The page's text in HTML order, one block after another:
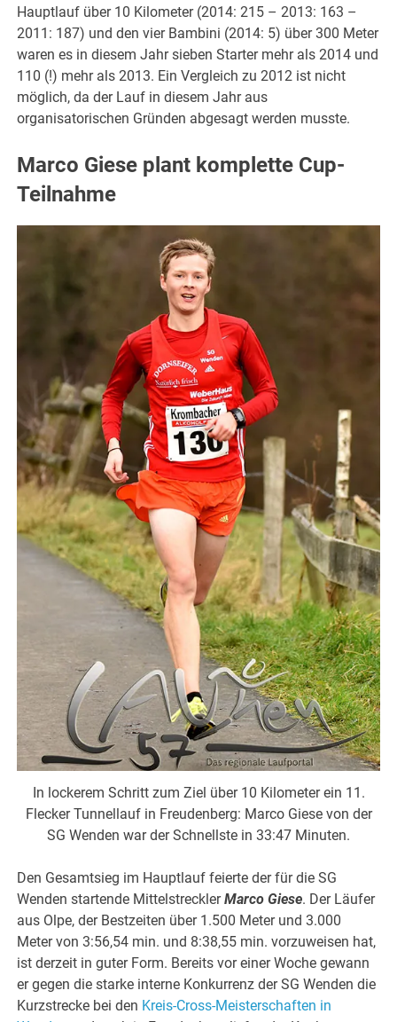
Hauptlauf über 10 Kilometer (2014: 215 – 2013: 163 –
2011: 187) und den vier Bambini (2014: 5) über 300 Meter
waren es in diesem Jahr sieben Starter mehr als 2014 und
110 (!) mehr als 2013. Ein Vergleich zu 2012 ist nicht
möglich, da der Lauf in diesem Jahr aus
organisatorischen Gründen abgesagt werden musste.
Marco Giese plant komplette Cup-
Teilnahme
In lockerem Schritt zum Ziel über 10 Kilometer ein 11.
Flecker Tunnellauf in Freudenberg: Marco Giese von der
SG Wenden war der Schnellste in 33:47 Minuten.
Den Gesamtsieg im Hauptlauf feierte der für die SG
Wenden startende MittelstrecklerMarco Giese. Der Läufer
aus Olpe, der Bestzeiten über 1.500 Meter und 3.000
Meter von 3:56,54 min. und 8:38,55 min. vorzuweisen hat,
ist derzeit in guter Form. Bereits vor einer Woche gewann
er gegen die starke interne Konkurrenz der SG Wenden die
Kurzstrecke bei den Kreis-Cross-Meisterschaften in